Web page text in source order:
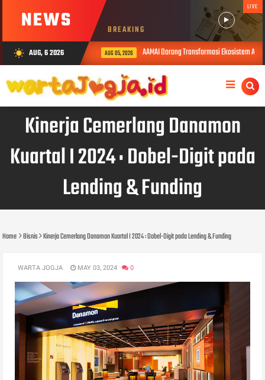
NEWS BREAKING
LIVE
wb_sunny AUG, 6 2026 AUG 05, 2026 AAMAI Dorong Transformasi Ekosistem
Kinerja Cemerlang Danamon
Kuartal I 2024 : Dobel-Digit pada
Lending & Funding
Home Bisnis Kinerja Cemerlang Danamon Kuartal I 2024 : Dobel-Digit pada Lending & Funding
WARTA JOGJA MAY 03, 2024 0